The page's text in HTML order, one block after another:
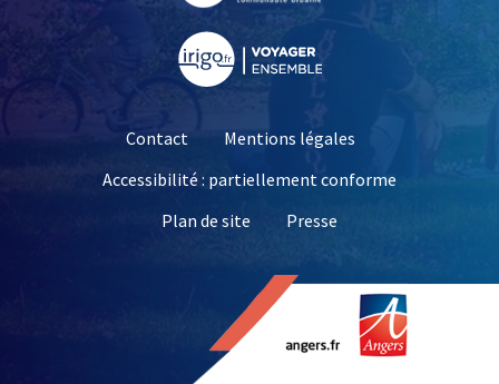
Contact
Mentions légales
Accessibilité : partiellement conforme
Plan de site
Presse